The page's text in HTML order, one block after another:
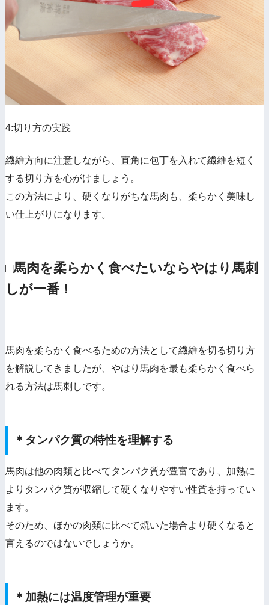
4:切り方の実践
繊維方向に注意しながら、直角に包丁を入れて繊維を短く
する切り方を心がけましょう。
この方法により、硬くなりがちな馬肉も、柔らかく美味し
い仕上がりになります。
□馬肉を柔らかく食べたいならやはり馬刺
しが一番！
馬肉を柔らかく食べるための方法として繊維を切る切り方
を解説してきましたが、やはり馬肉を最も柔らかく食べら
れる方法は馬刺しです。
＊タンパク質の特性を理解する
馬肉は他の肉類と比べてタンパク質が豊富であり、加熱に
よりタンパク質が収縮して硬くなりやすい性質を持ってい
ます。
そのため、ほかの肉類に比べて焼いた場合より硬くなると
言えるのではないでしょうか。
＊加熱には温度管理が重要